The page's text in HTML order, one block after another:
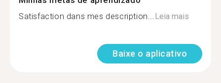
Satisfaction dans mes description...Leia mais
Baixe o aplicativo